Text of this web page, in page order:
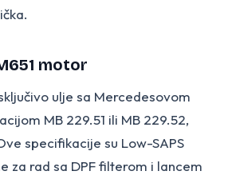
motor
ulje sa Mercedesovom
MB 229.51 ili MB 229.52,
specifikacije su Low-SAPS
za rad sa DPF filterom i lancem